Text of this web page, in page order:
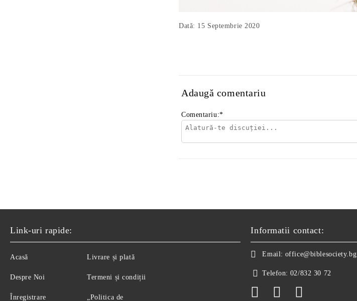
Dată: 15 Septembrie 2020
Adaugă comentariu
Comentariu:*
Link-uri rapide:
Acasă
Despre Noi
Înregistrare
Livrare și plată
Termeni și condiții
„Politica de
Informatii contact:
Email: office@biblesociety.bg
Telefon: 02/832 30 72